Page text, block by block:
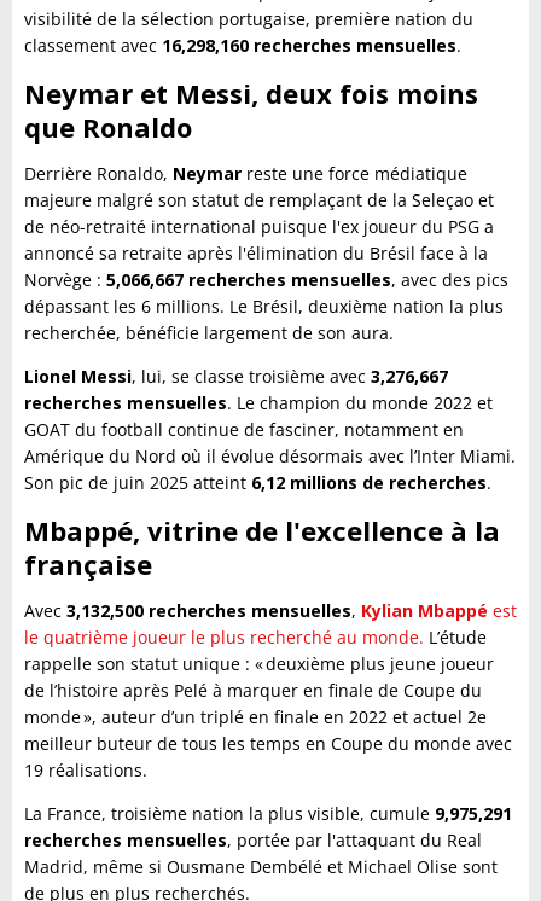
visibilité de la sélection portugaise, première nation du
classement avec 16,298,160 recherches mensuelles.
Neymar et Messi, deux fois moins
que Ronaldo
Derrière Ronaldo, Neymar reste une force médiatique
majeure malgré son statut de remplaçant de la Seleçao et
de néo-retraité international puisque l'ex joueur du PSG a
annoncé sa retraite après l'élimination du Brésil face à la
Norvège : 5,066,667 recherches mensuelles, avec des pics
dépassant les 6 millions. Le Brésil, deuxième nation la plus
recherchée, bénéficie largement de son aura.
Lionel Messi, lui, se classe troisième avec 3,276,667
recherches mensuelles. Le champion du monde 2022 et
GOAT du football continue de fasciner, notamment en
Amérique du Nord où il évolue désormais avec l’Inter Miami.
Son pic de juin 2025 atteint 6,12 millions de recherches.
Mbappé, vitrine de l'excellence à la
française
Avec 3,132,500 recherches mensuelles, Kylian Mbappé est
le quatrième joueur le plus recherché au monde. L’étude
rappelle son statut unique : « deuxième plus jeune joueur
de l’histoire après Pelé à marquer en finale de Coupe du
monde », auteur d’un triplé en finale en 2022 et actuel 2e
meilleur buteur de tous les temps en Coupe du monde avec
19 réalisations.
La France, troisième nation la plus visible, cumule 9,975,291
recherches mensuelles, portée par l'attaquant du Real
Madrid, même si Ousmane Dembélé et Michael Olise sont
de plus en plus recherchés.